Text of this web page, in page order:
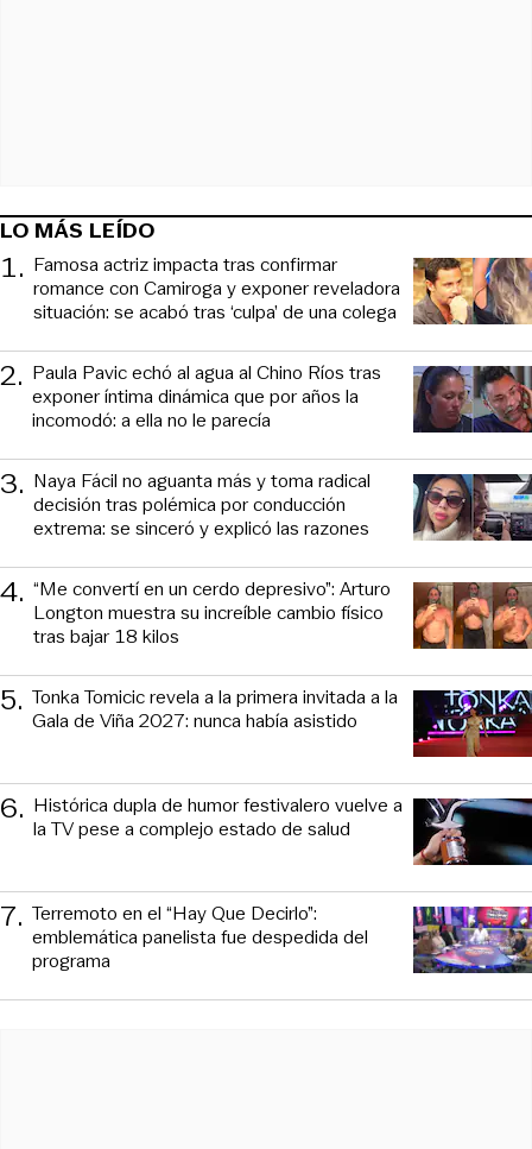
LO MÁS LEÍDO
1. Famosa actriz impacta tras confirmar
romance con Camiroga y exponer reveladora
situación: se acabó tras ‘culpa’ de una colega
2. Paula Pavic echó al agua al Chino Ríos tras
exponer íntima dinámica que por años la
incomodó: a ella no le parecía
3. Naya Fácil no aguanta más y toma radical
decisión tras polémica por conducción
extrema: se sinceró y explicó las razones
4. “Me convertí en un cerdo depresivo”: Arturo
Longton muestra su increíble cambio físico
tras bajar 18 kilos
5. Tonka Tomicic revela a la primera invitada a la
Gala de Viña 2027: nunca había asistido
6. Histórica dupla de humor festivalero vuelve a
la TV pese a complejo estado de salud
7. Terremoto en el “Hay Que Decirlo”:
emblemática panelista fue despedida del
programa